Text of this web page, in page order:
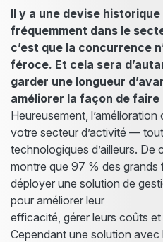
Il y a une devise historique
fréquemment dans le
c’est que la concurrence
féroce. Et cela sera
garder une longueur
améliorer la façon de
Heureusement,
votre secteur d’activité —
technologiques d’ailleurs.
montre que 97 % des
déployer une solution de
pour améliorer leur
efficacité, gérer leurs coûts
Cependant une solution